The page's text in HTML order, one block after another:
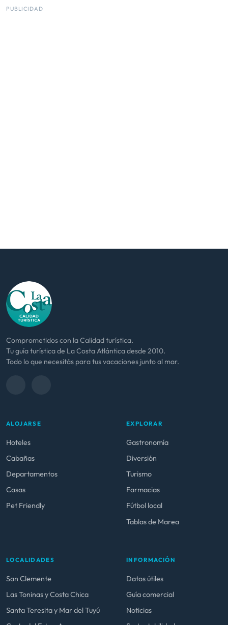
PUBLICIDAD
Comprometidos con la Calidad turística.
Tu guía turística de La Costa Atlántica desde 2010.
Todo lo que necesitás para tus vacaciones junto al mar.
ALOJARSE
Hoteles
Cabañas
Departamentos
Casas
Pet Friendly
EXPLORAR
Gastronomía
Diversión
Turismo
Farmacias
Fútbol local
Tablas de Marea
LOCALIDADES
San Clemente
Las Toninas y Costa Chica
Santa Teresita y Mar del Tuyú
INFORMACIÓN
Datos útiles
Guía comercial
Noticias